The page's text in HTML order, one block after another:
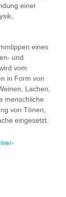
einer
eines
und
vom
in Form von
Lachen,
menschliche
von Tönen,
eingesetzt.